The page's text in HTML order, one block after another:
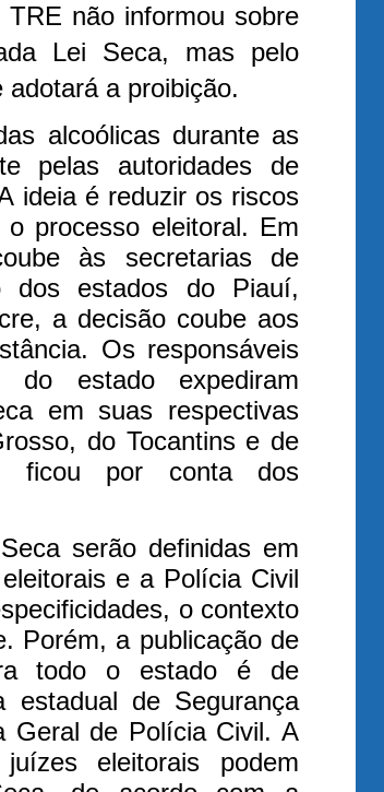
não informou sobre
Lei Seca, mas pelo
a proibição.
alcoólicas durante as
pelas autoridades de
ideia é reduzir os riscos
processo eleitoral. Em
às secretarias de
dos estados do Piauí,
a decisão coube aos
Os responsáveis
do estado expediram
em suas respectivas
do Tocantins e de
ficou por conta dos
serão definidas em
e a Polícia Civil
o contexto
Porém, a publicação de
todo o estado é de
estadual de Segurança
Geral de Polícia Civil. A
eleitorais podem